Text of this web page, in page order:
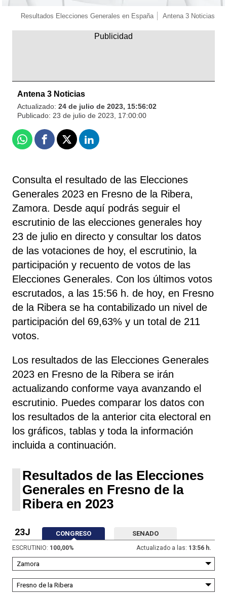
Resultados Elecciones Generales en España Antena 3 Noticias
Antena 3 Noticias
Actualizado: 24 de julio de 2023, 15:56:02
Publicado: 23 de julio de 2023, 17:00:00
WhatsappFacebook
X Linkedin
Consulta el resultado de las Elecciones
Generales 2023 en Fresno de la Ribera,
Zamora. Desde aquí podrás seguir el
escrutinio de las elecciones generales hoy
23 de julio en directo y consultar los datos
de las votaciones de hoy, el escrutinio, la
participación y recuento de votos de las
Elecciones Generales. Con los últimos votos
escrutados, a las 15:56 h. de hoy, en Fresno
de la Ribera se ha contabilizado un nivel de
participación del 69,63% y un total de 211
votos.
Los resultados de las Elecciones Generales
2023 en Fresno de la Ribera se irán
actualizando conforme vaya avanzando el
escrutinio. Puedes comparar los datos con
los resultados de la anterior cita electoral en
los gráficos, tablas y toda la información
incluida a continuación.
Resultados de las Elecciones
Generales en Fresno de la
Ribera en 2023
23J CONGRESO SENADO
ESCRUTINIO: 100,00% Actualizado a las: 13:56 h.